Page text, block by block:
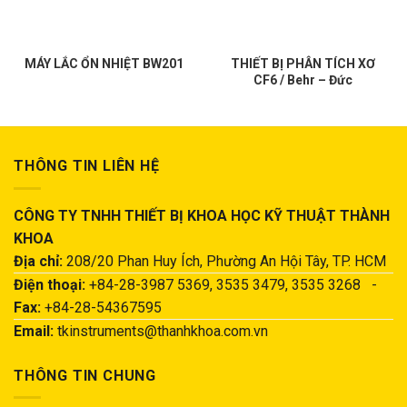
MÁY LẮC ỔN NHIỆT BW201
THIẾT BỊ PHÂN TÍCH XƠ
CF6 / Behr – Đức
THÔNG TIN LIÊN HỆ
CÔNG TY TNHH THIẾT BỊ KHOA HỌC KỸ THUẬT THÀNH
KHOA
Địa chỉ: 208/20 Phan Huy Ích, Phường An Hội Tây, TP. HCM
Điện thoại: +84-28-3987 5369, 3535 3479, 3535 3268 -
Fax: +84-28-54367595
Email: tkinstruments@thanhkhoa.com.vn
THÔNG TIN CHUNG